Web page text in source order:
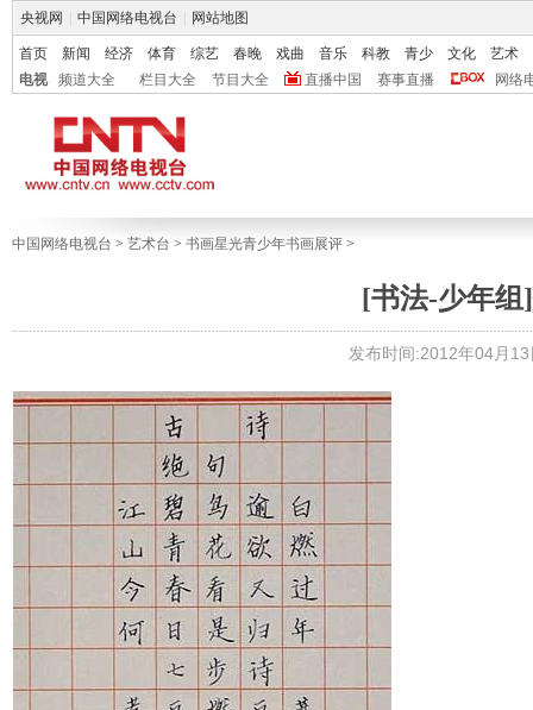
央视网 中国网络电视台 网站地图
首页 新闻 经济 体育 综艺 春晚 戏曲 音乐 科教 青少 文化
艺术
电视
频道大全 栏目大全 节目大全 直播中国 赛事直播 网络
中国网络电视台 > 艺术台 > 书画星光青少年书画展评 >
[书法-少年组
发布时间:2012年04月